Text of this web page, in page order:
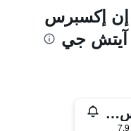
إن إكسبرس
آيتش جي
هوليداي إنس ستتكيه أون تريتنت إم آ جا كتي 1 باي آيتش جي